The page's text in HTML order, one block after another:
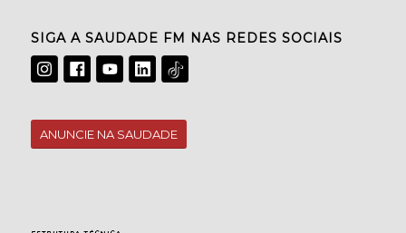
SIGA A SAUDADE FM NAS REDES SOCIAIS
ANUNCIE NA SAUDADE